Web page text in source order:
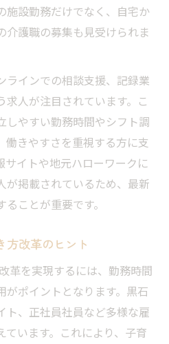
施設勤務だけでなく、自宅か
介護職の募集も見受けられま
ラインでの相談支援、記録業
人が注目されています。こ
しやすい勤務時間やシフト調
働きやすさを重視する方に支
サイトや地元ハローワークに
が掲載されているため、最新
ことが重要です。
方改革のヒント
革を実現するには、勤務時間
がポイントとなります。黒石
ト、正社員社員など多様な雇
います。これにより、子育